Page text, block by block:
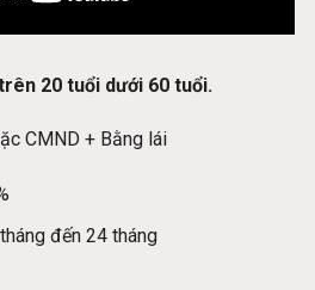
20 tuổi dưới 60 tuổi.
CMND + Bằng lái
đến 24 tháng